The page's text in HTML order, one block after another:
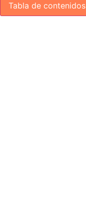
Tabla de contenidos